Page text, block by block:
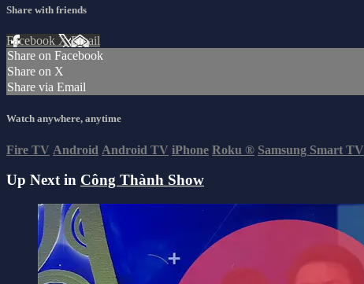
Share with friends
Facebook XEmail
Share on Facebook
Share on X
Share via Email
Watch anywhere, anytime
Fire TV Android Android TV iPhone Roku ® Samsung Smart TV
Up Next in Công Thành Show